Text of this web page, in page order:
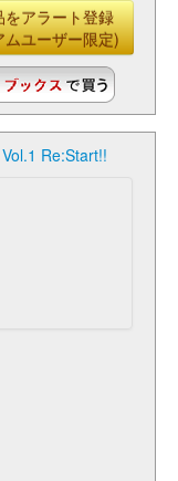
をアラート登録
ムユーザー限定)
Re:Start!!